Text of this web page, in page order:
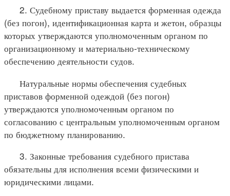
2. Судебному приставу выдается форменная одежда
(без погон), идентификационная карта и жетон, образцы
которых утверждаются уполномоченным органом по
организационному и материально-техническому
обеспечению деятельности судов.
Натуральные нормы обеспечения судебных
приставов форменной одеждой (без погон)
утверждаются уполномоченным органом по
согласованию с центральным уполномоченным органом
по бюджетному планированию.
3. Законные требования судебного пристава
обязательны для исполнения всеми физическими и
юридическими лицами.